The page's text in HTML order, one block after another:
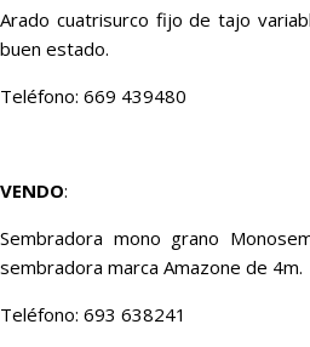
Arado cuatrisurco fijo de tajo
buen estado.
Teléfono: 669 439480
VENDO:
Sembradora mono grano
sembradora marca Amazone de 4m.
Teléfono: 693 638241